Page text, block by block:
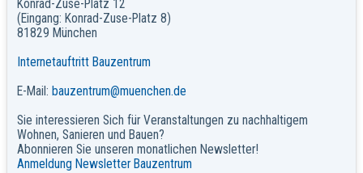
Konrad-Zuse-Platz 12
(Eingang: Konrad-Zuse-Platz 8)
81829 München
Internetauftritt Bauzentrum
E-Mail: bauzentrum@muenchen.de
Sie interessieren Sich für Veranstaltungen zu nachhaltigem
Wohnen, Sanieren und Bauen?
Abonnieren Sie unseren monatlichen Newsletter!
Anmeldung Newsletter Bauzentrum